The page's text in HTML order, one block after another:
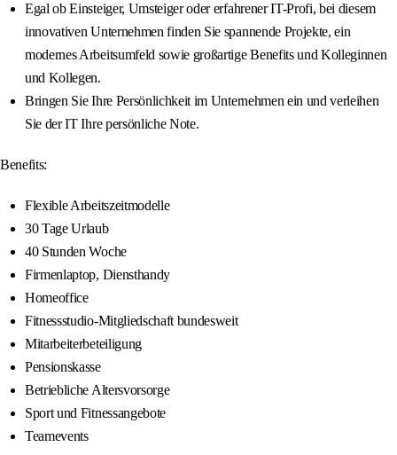
Egal ob Einsteiger, Umsteiger oder erfahrener IT-Profi, bei diesem
innovativen Unternehmen finden Sie spannende Projekte, ein
modernes Arbeitsumfeld sowie großartige Benefits und Kolleginnen
und Kollegen.
Bringen Sie Ihre Persönlichkeit im Unternehmen ein und verleihen
Sie der IT Ihre persönliche Note.
Benefits:
Flexible Arbeitszeitmodelle
30 Tage Urlaub
40 Stunden Woche
Firmenlaptop, Diensthandy
Homeoffice
Fitnessstudio-Mitgliedschaft bundesweit
Mitarbeiterbeteiligung
Pensionskasse
Betriebliche Altersvorsorge
Sport und Fitnessangebote
Teamevents